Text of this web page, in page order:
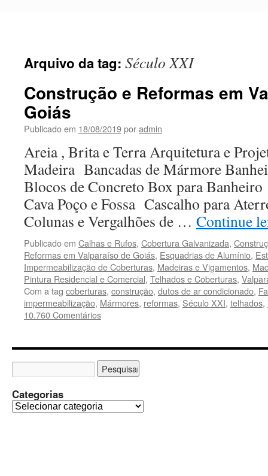
Arquivo da tag: Século XXI
Construção e Reformas em
Goiás
Publicado em 18/08/2019poradmin
Areia , Brita e Terra Arquitetura e
Madeira Bancadas de Mármore
Blocos de Concreto Box para
Cava Poço e Fossa Cascalho para
Colunas e Vergalhões de … Continue
Publicado em Calhas e Rufos, Cobertura Galvanizada,
Reformas em Valparaíso de Goiás, Esquadrias de Alumínio,
Impermeabilização de Coberturas, Madeiras e Vigamentos,
Pintura Residencial e Comercial, Telhados e Coberturas,
Com a tag coberturas, construção, dutos de ar condicionado,
impermeabilização, Mármores, reformas, Século XXI, telhados,
10.760 Comentários
Categorias
C